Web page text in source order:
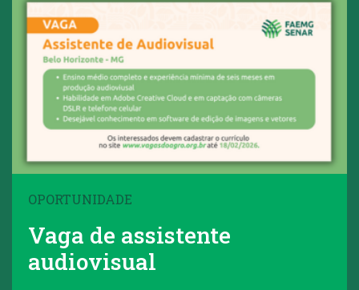
OPORTUNIDADE
Vaga de assistente
audiovisual